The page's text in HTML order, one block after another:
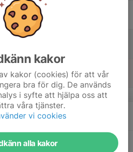
v.21
kakor
kakor (cookies) för att vår
bra för dig. De används
i syfte att hjälpa oss att
våra tjänster.
vi cookies
alla kakor